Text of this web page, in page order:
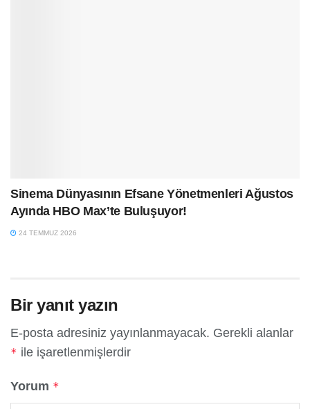
Sinema Dünyasının Efsane Yönetmenleri Ağustos
Ayında HBO Max’te Buluşuyor!
24 TEMMUZ 2026
Bir yanıt yazın
E-posta adresiniz yayınlanmayacak. Gerekli alanlar
* ile işaretlenmişlerdir
Yorum *